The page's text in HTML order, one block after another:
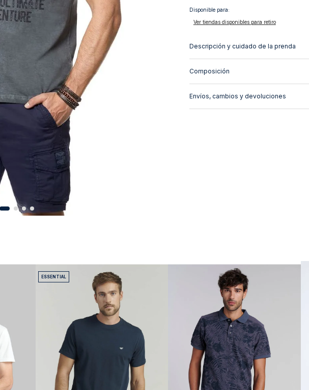
Disponible para:
Ver tiendas disponibles para retiro
Descripción y cuidado de la prenda
Composición
Envíos, cambios y devoluciones
ESSENTIAL